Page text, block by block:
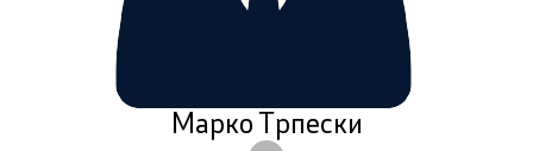
Марко Трпески